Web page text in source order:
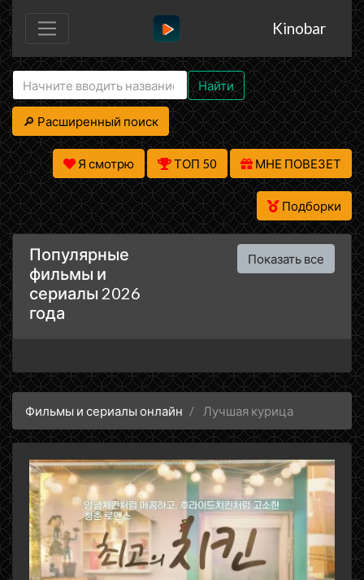
Kinobar
Найти
🔎 Расширенный поиск
Я смотрю ТОП 50 МНЕ ПОВЕЗЕТ
Подборки
Популярные
фильмы и
сериалы 2026
года
Показать все
Фильмы и сериалы онлайн Лучшая курица